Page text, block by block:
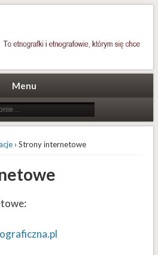
Pracownia
się chce
Menu
› Strony internetowe